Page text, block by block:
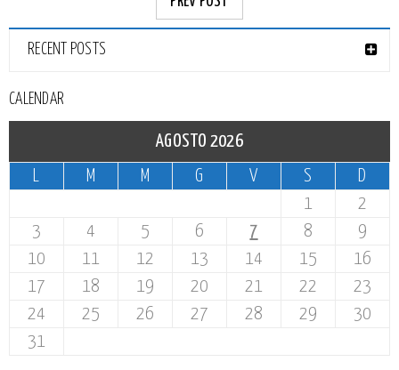
RECENT POSTS
CALENDAR
AGOSTO 2026
L
M M G V S
D
1
2
3
4 5 6 7 8
9
10
11 12 13 14 15
16
17
18 19 20 21 22
23
24
25 26 27 28 29
30
31